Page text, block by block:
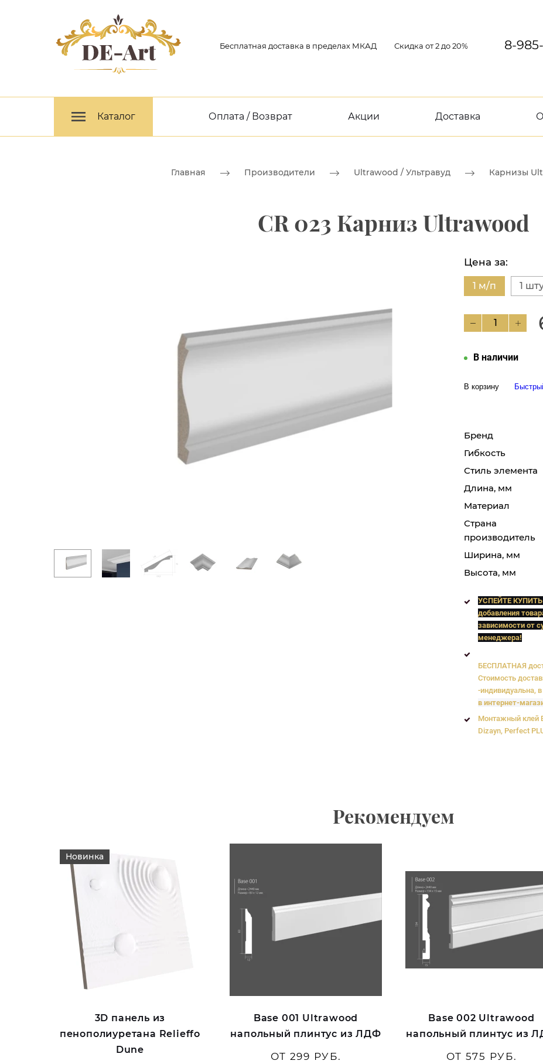
Бесплатная доставка в пределах МКАД Скидка от 2 до 20% 8-
Каталог Оплата / Возврат Акции Доставка
Главная Производители Ultrawood / Ультравуд Карнизы
CR 023 Карниз Ultrawood
Цена за:
1 м/п 1
В наличии
В корзину
Бренд
Гибкость
Стиль элемента
Длина, мм
Материал
Страна
производитель
Ширина, мм
Высота, мм
УСПЕЙТЕ
добавления
зависимости от
менеджера!
БЕСПЛАТНАЯ
Стоимость
-индивидуальна,
в интернет-
Монтажный клей
Dizayn, Perfect
Рекомендуем
Новинка
3D панель из
пенополиуретана Relieffo
Dune
Base 001 Ultrawood
напольный плинтус из ЛДФ
ОТ 299 РУБ.
Base 002 Ultrawood
напольный плинтус из
ОТ 575 РУБ.